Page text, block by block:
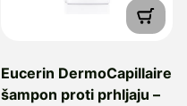
Eucerin DermoCapillaire
šampon proti prhljaju –